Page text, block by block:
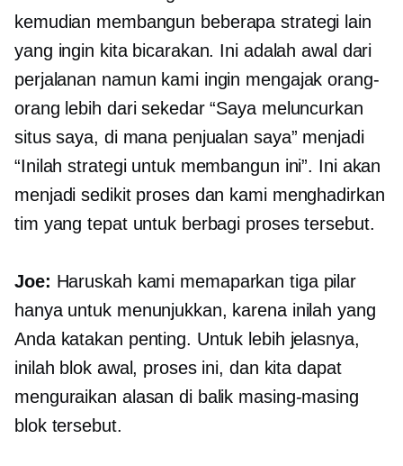
kemudian membangun beberapa strategi lain
yang ingin kita bicarakan. Ini adalah awal dari
perjalanan namun kami ingin mengajak orang-
orang lebih dari sekedar “Saya meluncurkan
situs saya, di mana penjualan saya” menjadi
“Inilah strategi untuk membangun ini”. Ini akan
menjadi sedikit proses dan kami menghadirkan
tim yang tepat untuk berbagi proses tersebut.
Joe: Haruskah kami memaparkan tiga pilar
hanya untuk menunjukkan, karena inilah yang
Anda katakan penting. Untuk lebih jelasnya,
inilah blok awal, proses ini, dan kita dapat
menguraikan alasan di balik masing-masing
blok tersebut.